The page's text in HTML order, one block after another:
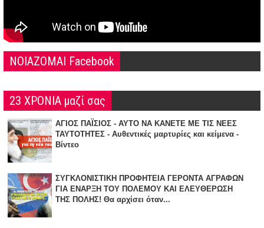
NOIAZOMAI Facebook
23 ΧΡΟΝΙΑ μαζί σας
ΑΓΙΟΣ ΠΑΪΣΙΟΣ - ΑΥΤΟ ΝΑ ΚΑΝΕΤΕ ΜΕ ΤΙΣ ΝΕΕΣ
ΤΑΥΤΟΤΗΤΕΣ - Αυθεντικές μαρτυρίες και κείμενα -
Βίντεο
ΣΥΓΚΛΟΝΙΣΤΙΚΗ ΠΡΟΦΗΤΕΙΑ ΓΕΡΟΝΤΑ ΑΓΡΑΦΩΝ
ΓΙΑ ΕΝΑΡΞΗ TOY ΠΟΛΕΜΟΥ ΚΑΙ ΕΛΕΥΘΕΡΩΣΗ
ΤΗΣ ΠΟΛΗΣ! Θα αρχίσει όταν...